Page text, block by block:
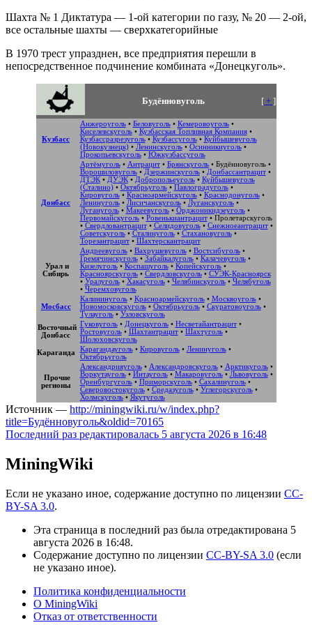
Шахта № 1 Диктатура — 1-ой категории по газу, № 20 — 2-ой,
все остальные шахты — сверхкатегорийные
В 1970 трест упразднен, все предприятия перешли в
непосредственное подчинение комбината «Донецкуголь».
[+ ]
Будённовуголь
Кузбасс
Анжероуголь• Беловуголь• Кемеровоуголь•
Киселевскуголь• Кузбасская Топливная Компания•
Кузбассразрезуголь• Кузбассуголь• Куйбышевуголь
(Новокузнецк)• Ленинскуголь• Осинникиуголь•
Прокопьевскуголь• Южкузбассуголь
Донбасс
Артёмуголь• Антрацит• Брянскуголь• Будённовуголь•
Ворошиловуголь• Дзержинскуголь• Донбассантрацит•
ДТЭК• ДУЭК• Добропольеуголь• Куйбышевуголь
(Сталино)• Октябрьуголь• Павлоградуголь•
Кировуголь• Красноармейскуголь• Краснодонуголь•
Ленинуголь• Лисичанскуголь• Луганскуголь•
Лугануголь• Макеевуголь• Орджоникидзеуголь•
Первомайскуголь• Ровенькиантрацит• Пролетарскуголь
• Свердловантрацит• Селидовуголь• Снежноеантрацит•
Советскуголь• Сталинуголь• Стахановуголь•
Торезантрацит• Шахтерскантрацит
Урал и
Сибирь
Андреевуголь• Вахрушевуголь• Востсибуголь•
Гремячинскуголь• Забайкалуголь• Калачевуголь•
Кизелуголь• Коспашуголь• Копейскуголь•
Красноярскуголь• Свердловскуголь• СУЭК-Красноярск
• Уралуголь• Хакасуголь• Челябинскуголь• Челябуголь
• Черемховуголь
Мосбасс
Калининуголь• Красноармейскуголь• Москвоуголь•
Новомосковскуголь• Октябрьуголь• Скуратовоуголь•
Тулауголь• Узловскуголь
Восточный
Донбасс
Гуковуголь• Донецкуголь• Несветайантрацит•
Ростовуголь• Шахтантрацит• Шахтуголь•
Шолоховскуголь
Караганда
Карагандауголь• Кировуголь• Ленинуголь•
Октябрьуголь
Прочие
регионы
Александрияуголь• Александровскуголь• Арктикуголь•
Воркутауголь• Интауголь• Макаровуголь• Львовуголь•
Оренбургуголь• Приморскуголь• Сахалинуголь•
Северовостокуголь• Средазуголь• Углегорскуголь•
Холмскуголь• Якутуголь
Источник — http://miningwiki.ru/w/index.php?
title=Будённовуголь&oldid=70165
Последний раз редактировалась 5 августа 2026 в 16:48
MiningWiki
Если не указано иное, содержание доступно по лицензии CC-
BY-SA 3.0.
Эта страница в последний раз была отредактирована 5
августа 2026 в 16:48.
Содержание доступно по лицензии CC-BY-SA 3.0 (если
не указано иное).
Политика конфиденциальности
О MiningWiki
Отказ от ответственности